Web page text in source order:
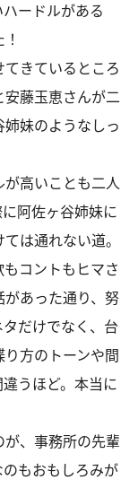
ードルがある
きているところ
藤玉恵さんが二
妹のようなしっ
高いことも二人
阿佐ヶ谷姉妹に
は通れない道。
コントもヒマさ
あった通り、努
だけでなく、台
方のトーンや間
うほど。本当に
、事務所の先輩
もおもしろみが